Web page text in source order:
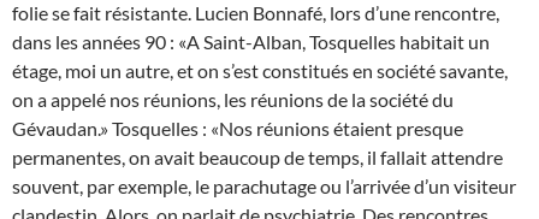
folie se fait résistante. Lucien Bonnafé, lors d’une rencontre,
dans les années 90 : «A Saint-Alban, Tosquelles habitait un
étage, moi un autre, et on s’est constitués en société savante,
on a appelé nos réunions, les réunions de la société du
Gévaudan.» Tosquelles : «Nos réunions étaient presque
permanentes, on avait beaucoup de temps, il fallait attendre
souvent, par exemple, le parachutage ou l’arrivée d’un visiteur